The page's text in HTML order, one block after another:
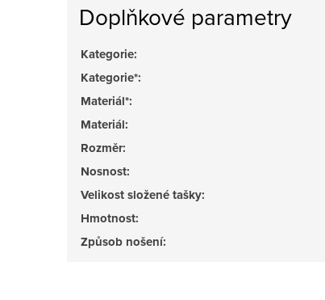
Doplňkové parametry
Kategorie:
Kategorie*:
Materiál*:
Materiál:
Rozměr:
Nosnost:
Velikost složené tašky:
Hmotnost:
Způsob nošení: